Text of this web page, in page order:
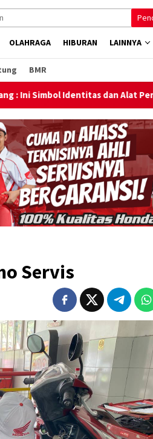
OLAHRAGA HIBURAN LAINNYA
BMR
Alat Pemersatu Bangsa
Servis